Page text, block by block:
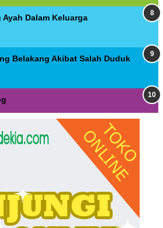
Ayah Dalam Keluarga
Belakang Akibat Salah Duduk